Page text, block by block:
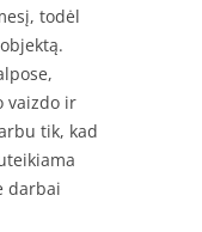
todėl
vaizdo ir
tik, kad
darbai